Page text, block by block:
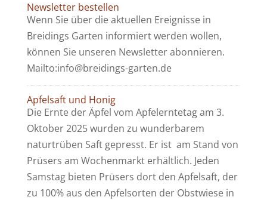
Newsletter bestellen
Wenn Sie über die aktuellen Ereignisse in
Breidings Garten informiert werden wollen,
können Sie unseren Newsletter abonnieren.
Mailto:info@breidings-garten.de
Apfelsaft und Honig
Die Ernte der Äpfel vom Apfelerntetag am 3.
Oktober 2025 wurden zu wunderbarem
naturtrüben Saft gepresst. Er ist am Stand von
Prüsers am Wochenmarkt erhältlich. Jeden
Samstag bieten Prüsers dort den Apfelsaft, der
zu 100% aus den Apfelsorten der Obstwiese in